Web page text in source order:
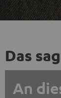
Das
An